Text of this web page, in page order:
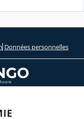
Données personnelles